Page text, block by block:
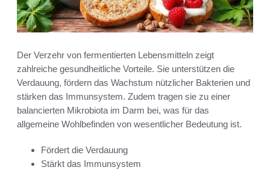
Der Verzehr von fermentierten Lebensmitteln zeigt
zahlreiche gesundheitliche Vorteile. Sie unterstützen die
Verdauung, fördern das Wachstum nützlicher Bakterien und
stärken das Immunsystem. Zudem tragen sie zu einer
balancierten Mikrobiota im Darm bei, was für das
allgemeine Wohlbefinden von wesentlicher Bedeutung ist.
Fördert die Verdauung
Stärkt das Immunsystem